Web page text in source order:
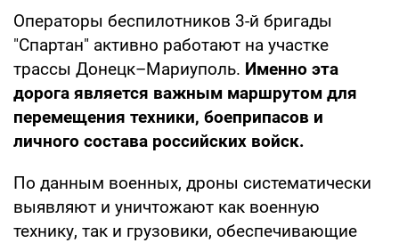
Операторы беспилотников 3-й бригады
"Спартан" активно работают на участке
трассы Донецк–Мариуполь. Именно эта
дорога является важным маршрутом для
перемещения техники, боеприпасов и
личного состава российских войск.
По данным военных, дроны систематически
выявляют и уничтожают как военную
технику, так и грузовики, обеспечивающие